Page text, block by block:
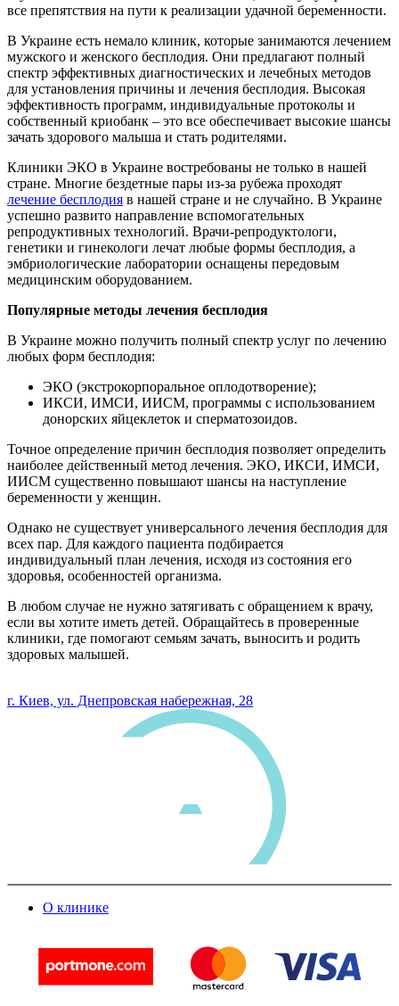
все препятствия на пути к реализации удачной беременности.
В Украине есть немало клиник, которые занимаются лечением
мужского и женского бесплодия. Они предлагают полный
спектр эффективных диагностических и лечебных методов
для установления причины и лечения бесплодия. Высокая
эффективность программ, индивидуальные протоколы и
собственный криобанк – это все обеспечивает высокие шансы
зачать здорового малыша и стать родителями.
Клиники ЭКО в Украине востребованы не только в нашей
стране. Многие бездетные пары из-за рубежа проходят
лечение бесплодия в нашей стране и не случайно. В Украине
успешно развито направление вспомогательных
репродуктивных технологий. Врачи-репродуктологи,
генетики и гинекологи лечат любые формы бесплодия, а
эмбриологические лаборатории оснащены передовым
медицинским оборудованием.
Популярные методы лечения бесплодия
В Украине можно получить полный спектр услуг по лечению
любых форм бесплодия:
ЭКО (экстрокорпоральное оплодотворение);
ИКСИ, ИМСИ, ИИСМ, программы с использованием
донорских яйцеклеток и сперматозоидов.
Точное определение причин бесплодия позволяет определить
наиболее действенный метод лечения. ЭКО, ИКСИ, ИМСИ,
ИИСМ существенно повышают шансы на наступление
беременности у женщин.
Однако не существует универсального лечения бесплодия для
всех пар. Для каждого пациента подбирается
индивидуальный план лечения, исходя из состояния его
здоровья, особенностей организма.
В любом случае не нужно затягивать с обращением к врачу,
если вы хотите иметь детей. Обращайтесь в проверенные
клиники, где помогают семьям зачать, выносить и родить
здоровых малышей.
г. Киев, ул. Днепровская набережная, 28
О клинике